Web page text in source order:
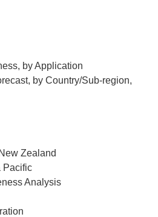
by Application
by Country/Sub-region,
Zealand
Analysis